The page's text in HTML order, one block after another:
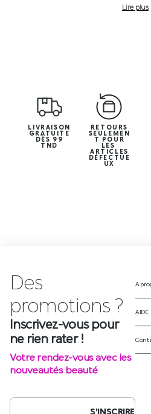
Lire plus
LIVRAISON
GRATUITE
DÈS 99
TND
RETOURS
SEULEMEN
T POUR
LES
ARTICLES
DÉFECTUE
UX
Des
Inscrivez-vous pour
ne rien rater !
Votre rendez-vous avec les
nouveautés beauté
S'INSCRIRE